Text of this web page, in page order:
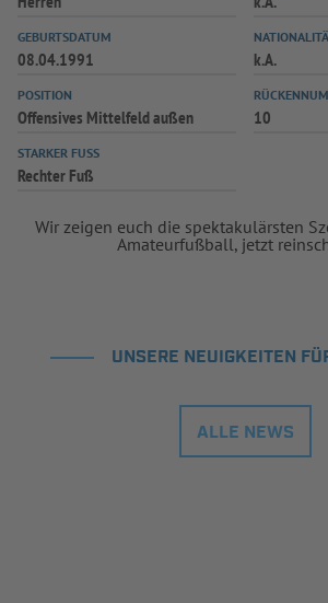
GEBURTSDATUM
08.04.1991 k.A.
POSITION
Offensives Mittelfeld außen 10
STARKER FUSS
Rechter Fuß
Wir zeigen euch die spektakulärsten
Amateurfußball, jetzt
UNSERE NEUIGKEITEN
ALLE NEWS